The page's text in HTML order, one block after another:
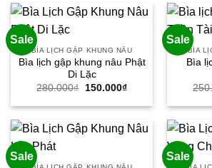
150.000₫.
Sale
BÌA LỊCH GẬP KHUNG NÂU
Bìa lịch gập khung nâu Phật
Di Lặc
280.000₫
Giá
là:
150.000₫Giá
tại
150.000₫.
Sale
BÌA
Bìa
Sale Sale